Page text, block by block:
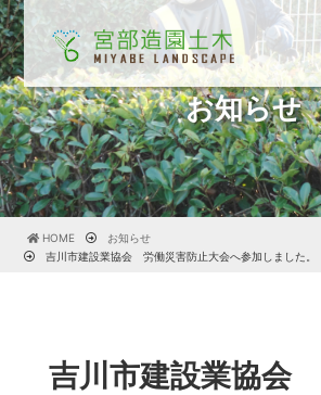
お知らせ
HOME
お知らせ
吉川市建設業協会 労働災害防止大会へ参加しました。
吉川市建設業協会